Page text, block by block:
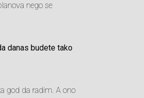
nego se
danas budete tako
god da radim. A ono